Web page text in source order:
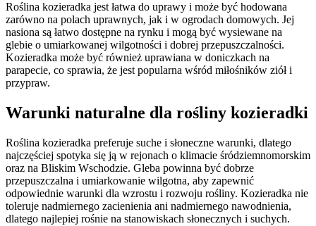
Roślina kozieradka jest łatwa do uprawy i może być hodowana
zarówno na polach uprawnych, jak i w ogrodach domowych. Jej
nasiona są łatwo dostępne na rynku i mogą być wysiewane na
glebie o umiarkowanej wilgotności i dobrej przepuszczalności.
Kozieradka może być również uprawiana w doniczkach na
parapecie, co sprawia, że jest popularna wśród miłośników ziół i
przypraw.
Warunki naturalne dla rośliny kozieradki
Roślina kozieradka preferuje suche i słoneczne warunki, dlatego
najczęściej spotyka się ją w rejonach o klimacie śródziemnomorskim
oraz na Bliskim Wschodzie. Gleba powinna być dobrze
przepuszczalna i umiarkowanie wilgotna, aby zapewnić
odpowiednie warunki dla wzrostu i rozwoju rośliny. Kozieradka nie
toleruje nadmiernego zacienienia ani nadmiernego nawodnienia,
dlatego najlepiej rośnie na stanowiskach słonecznych i suchych.